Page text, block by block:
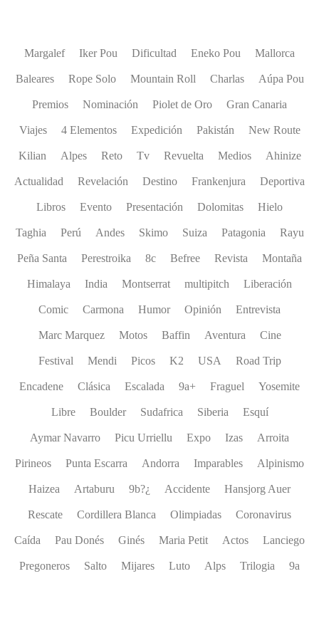
Margalef Iker Pou Dificultad Eneko Pou Mallorca
Baleares Rope Solo Mountain Roll Charlas Aúpa Pou
Premios Nominación Piolet de Oro Gran Canaria
Viajes 4 Elementos Expedición Pakistán New Route
Kilian Alpes Reto Tv Revuelta Medios Ahinize
Actualidad Revelación Destino Frankenjura Deportiva
Libros Evento Presentación Dolomitas Hielo
Taghia Perú Andes Skimo Suiza Patagonia Rayu
Peña Santa Perestroika 8c Befree Revista Montaña
Himalaya India Montserrat multipitch Liberación
Comic Carmona Humor Opinión Entrevista
Marc Marquez Motos Baffin Aventura Cine
Festival Mendi Picos K2 USA Road Trip
Encadene Clásica Escalada 9a+ Fraguel Yosemite
Libre Boulder Sudafrica Siberia Esquí
Aymar Navarro Picu Urriellu Expo Izas Arroita
Pirineos Punta Escarra Andorra Imparables Alpinismo
Haizea Artaburu 9b?¿ Accidente Hansjorg Auer
Rescate Cordillera Blanca Olimpiadas Coronavirus
Caída Pau Donés Ginés Maria Petit Actos Lanciego
Pregoneros Salto Mijares Luto Alps Trilogia 9a